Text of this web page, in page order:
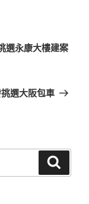
選永康大樓建案
選大阪包車